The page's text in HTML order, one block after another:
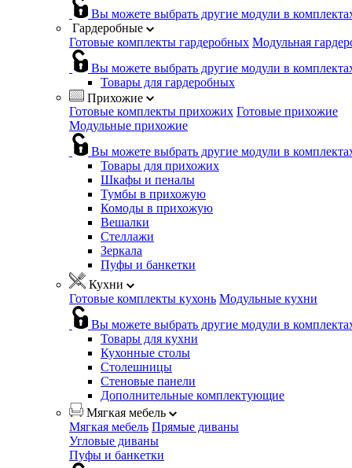
Вы можете выбрать другие модули в
Гардеробные
Готовые комплекты гардеробных Модульная
Вы можете выбрать другие модули в
Товары для гардеробных
Прихожие
Готовые комплекты прихожих Готовые прихожие
Модульные прихожие
Вы можете выбрать другие модули в
Товары для прихожих
Шкафы и пеналы
Тумбы в прихожую
Комоды в прихожую
Вешалки
Стеллажи
Зеркала
Пуфы и банкетки
Кухни
Готовые комплекты кухонь Модульные кухни
Вы можете выбрать другие модули в
Товары для кухни
Кухонные столы
Столешницы
Стеновые панели
Дополнительные комплектующие
Мягкая мебель
Мягкая мебель Прямые диваны
Угловые диваны
Пуфы и банкетки